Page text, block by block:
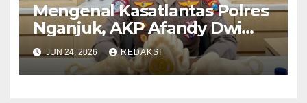
Mengenal Kasatlantas Polres
Nganjuk, AKP Afandy Dwi
Takdir
JUN 24, 2026 REDAKSI